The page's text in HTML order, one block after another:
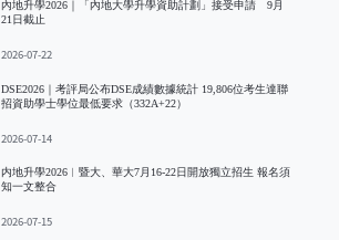
內地升學2026｜「內地大學升學資助計劃」接受申請 9月
21日截止
2026-07-22
DSE2026｜考評局公布DSE成績數據統計 19,806位考生達聯
招資助學士學位最低要求（332A+22）
2026-07-14
内地升學2026︱暨大、華大7月16-22日開放獨立招生 報名須
知一文整合
2026-07-15